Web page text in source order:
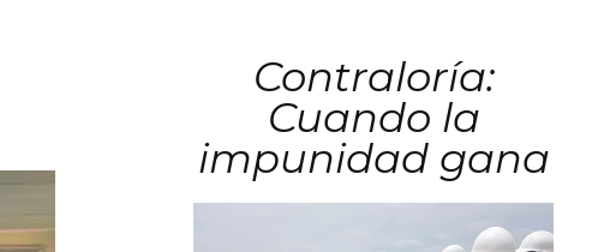
Contraloría:
Cuando la
impunidad gana